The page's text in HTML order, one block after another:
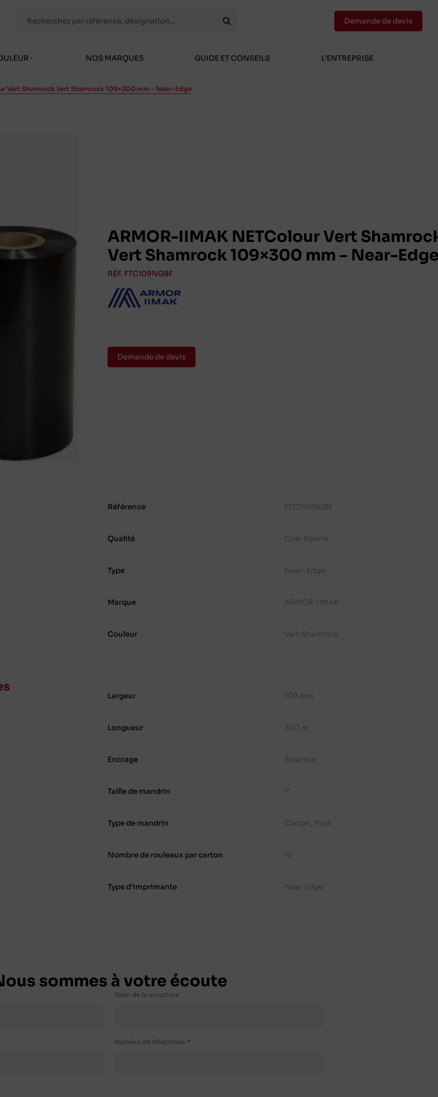
NOS MARQUES GUIDE ET CONSEILS L’ENTREPRISE
Demande de devis
Vert Shamrock Vert Shamrock 109×300 mm – Near-Edge
ARMOR-IIMAK NETColour Vert
Vert Shamrock 109×300 mm – Near-
RÉF. FTC109NGBF
Demande de devis
Référence FTC109NGBF
Qualité Cire-Résine
Type Near-Edge
Marque ARMOR-IIMAK
Couleur Vert Shamrock
Largeur 109 mm
Longueur 300 m
Encrage Extérieur
Taille de mandrin 1"
Type de mandrin Carton, flush
Nombre de rouleaux par carton 12
Type d'imprimante Near Edge
sommes à votre écoute
Nom de la structure
Numéro de téléphone